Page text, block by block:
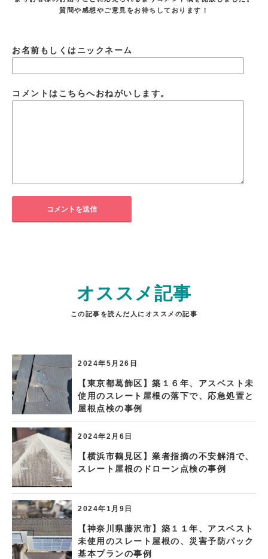
質問や感想やご意見をお待ちしております！
お名前もしくはニックネーム
コメントはこちらへおねがいします。
オススメ記事
この記事を読んだ人にオススメの記事
2024年5月26日
【東京都葛飾区】築１６年、アスベスト未
使用のスレート屋根の落下で、応急処置と
屋根点検の事例
2024年2月6日
【横浜市鶴見区】業者指摘の不安解消で、
スレート屋根のドローン点検の事例
2024年1月9日
【神奈川県藤沢市】築１１年、アスベスト
未使用のスレート屋根の、災害予防パック
基本プランの事例